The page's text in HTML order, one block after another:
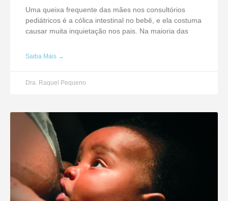
Uma queixa frequente das mães nos consultórios
pediátricos é a cólica intestinal no bebê, e ela costuma
causar muita inquietação nos pais. Na maioria das
Saiba Mais →
Dra. Raquel Pequeno